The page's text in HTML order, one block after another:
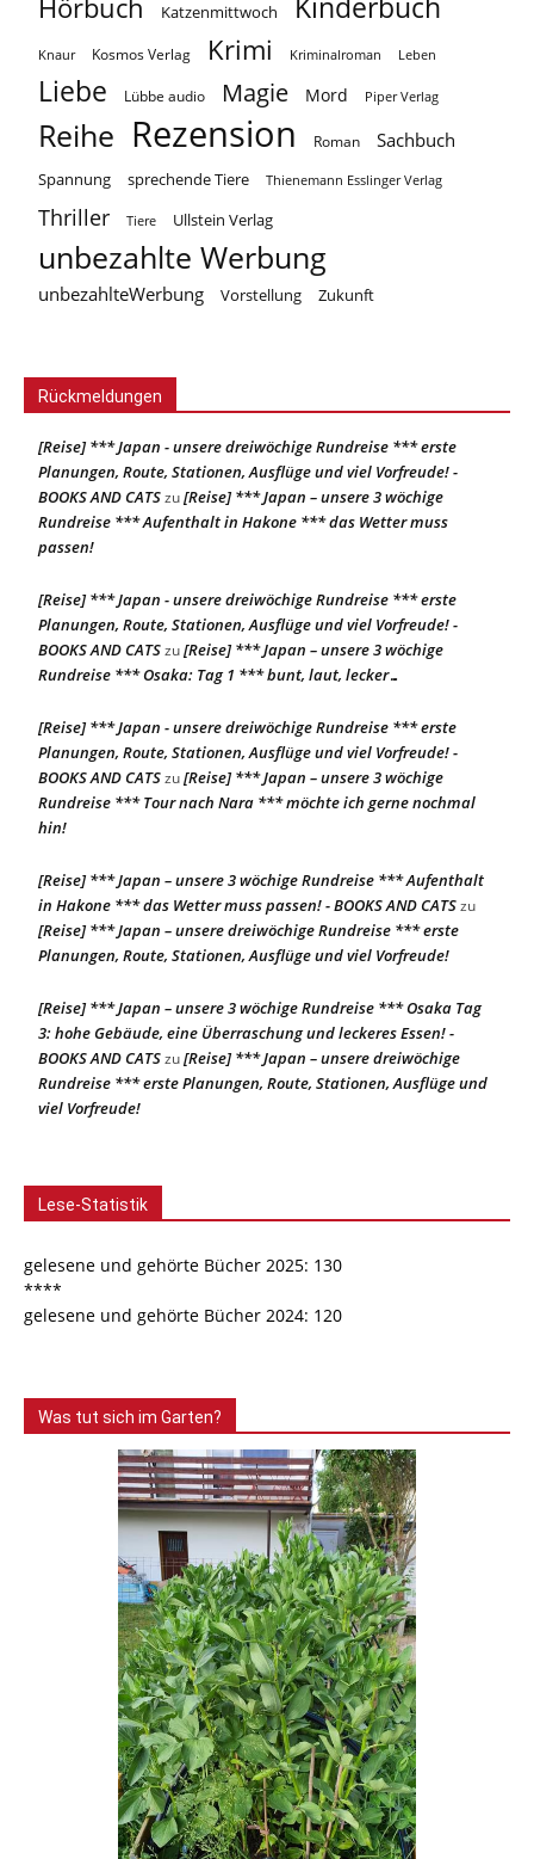
Hörbuch Katzenmittwoch
Knaur Kosmos Verlag Krimi Kriminalroman Leben
Liebe Lübbe audio Magie Mord Piper Verlag
Reihe Rezension Roman Sachbuch
Spannung sprechende Tiere Thienemann Esslinger Verlag
Thriller Tiere Ullstein Verlag
unbezahlte Werbung
unbezahlteWerbung Vorstellung Zukunft
Rückmeldungen
[Reise] *** Japan - unsere dreiwöchige Rundreise *** erste
Planungen, Route, Stationen, Ausflüge und viel Vorfreude! -
BOOKS AND CATSzu[Reise] *** Japan – unsere 3 wöchige
Rundreise *** Aufenthalt in Hakone *** das Wetter muss
passen!
[Reise] *** Japan - unsere dreiwöchige Rundreise *** erste
Planungen, Route, Stationen, Ausflüge und viel Vorfreude! -
BOOKS AND CATSzu[Reise] *** Japan – unsere 3 wöchige
Rundreise *** Osaka: Tag 1 *** bunt, laut, lecker…
[Reise] *** Japan - unsere dreiwöchige Rundreise *** erste
Planungen, Route, Stationen, Ausflüge und viel Vorfreude! -
BOOKS AND CATSzu[Reise] *** Japan – unsere 3 wöchige
Rundreise *** Tour nach Nara *** möchte ich gerne nochmal
hin!
[Reise] *** Japan – unsere 3 wöchige Rundreise *** Aufenthalt
in Hakone *** das Wetter muss passen! - BOOKS AND CATSzu
[Reise] *** Japan – unsere dreiwöchige Rundreise *** erste
Planungen, Route, Stationen, Ausflüge und viel Vorfreude!
[Reise] *** Japan – unsere 3 wöchige Rundreise *** Osaka Tag
3: hohe Gebäude, eine Überraschung und leckeres Essen! -
BOOKS AND CATSzu[Reise] *** Japan – unsere dreiwöchige
Rundreise *** erste Planungen, Route, Stationen, Ausflüge und
viel Vorfreude!
Lese-Statistik
gelesene und gehörte Bücher 2025: 130
****
gelesene und gehörte Bücher 2024: 120
Was tut sich im Garten?